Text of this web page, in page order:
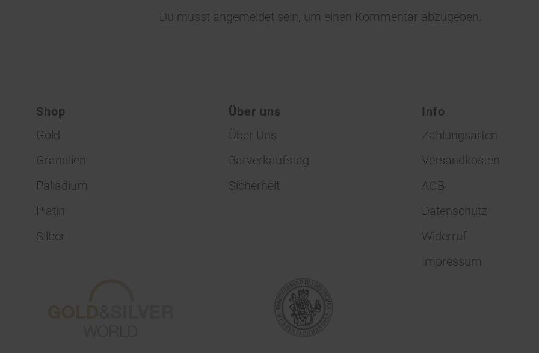
Du musst angemeldet sein, um einen Kommentar abzugeben.
Shop
Gold
Granalien
Palladium
Platin
Silber
Über uns
Über Uns
Barverkaufstag
Sicherheit
Info
Zahlungsarten
Versandkosten
AGB
Datenschutz
Widerruf
Impressum